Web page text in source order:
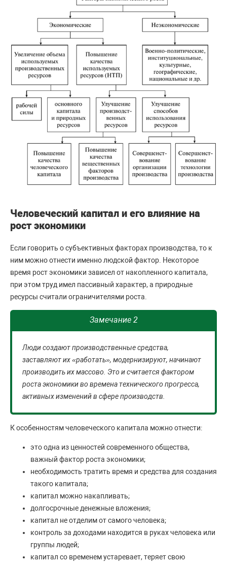
Человеческий капитал и его влияние на
рост экономики
Если говорить о субъективных факторах производства, то к
ним можно отнести именно людской фактор. Некоторое
время рост экономики зависел от накопленного капитала,
при этом труд имел пассивный характер, а природные
ресурсы считали ограничителями роста.
Замечание 2
Люди создают производственные средства,
заставляют их «работать», модернизируют, начинают
производить их массово. Это и считается фактором
роста экономики во времена технического прогресса,
активных изменений в сфере производств.
К особенностям человеческого капитала можно отнести:
это одна из ценностей современного общества,
важный фактор роста экономики;
необходимость тратить время и средства для создания
такого капитала;
капитал можно накапливать;
долгосрочные денежные вложения;
капитал не отделим от самого человека;
контроль за доходами находится в руках человека или
группы людей;
капитал со временем устаревает, теряет свою